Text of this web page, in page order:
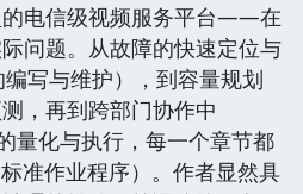
电信级视频服务平台——在
问题。从故障的快速定位与
写与维护），到容量规划
，再到跨部门协作中
量化与执行，每一个章节都
准作业程序）。作者显然具